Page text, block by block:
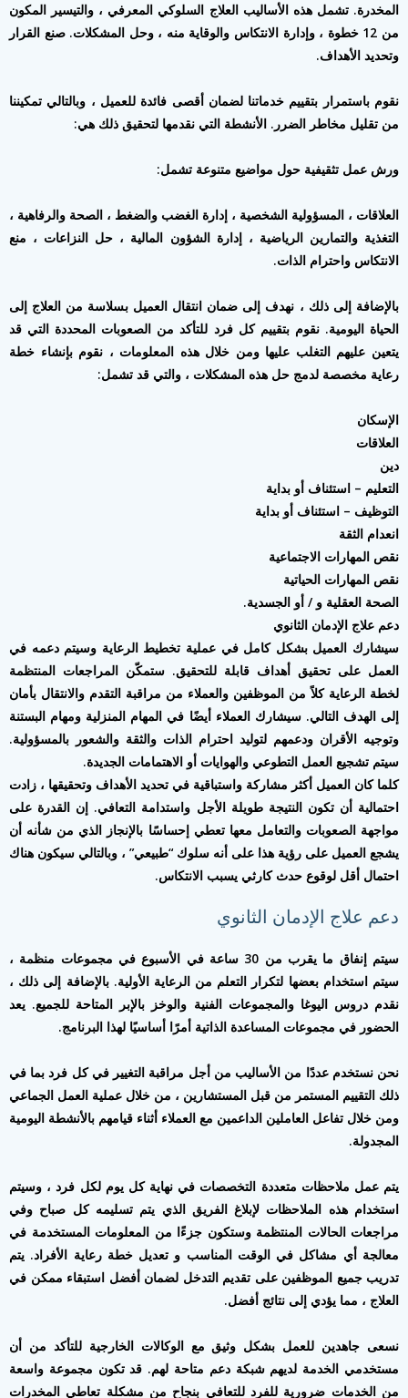
المخدرة. تشمل هذه الأساليب العلاج السلوكي المعرفي ، والتيسير المكون
من 12 خطوة ، وإدارة الانتكاس والوقاية منه ، وحل المشكلات. صنع القرار
وتحديد الأهداف.
نقوم باستمرار بتقييم خدماتنا لضمان أقصى فائدة للعميل ، وبالتالي تمكيننا
من تقليل مخاطر الضرر. الأنشطة التي نقدمها لتحقيق ذلك هي:
ورش عمل تثقيفية حول مواضيع متنوعة تشمل:
العلاقات ، المسؤولية الشخصية ، إدارة الغضب والضغط ، الصحة والرفاهية ،
التغذية والتمارين الرياضية ، إدارة الشؤون المالية ، حل النزاعات ، منع
الانتكاس واحترام الذات.
بالإضافة إلى ذلك ، نهدف إلى ضمان انتقال العميل بسلاسة من العلاج إلى
الحياة اليومية. نقوم بتقييم كل فرد للتأكد من الصعوبات المحددة التي قد
يتعين عليهم التغلب عليها ومن خلال هذه المعلومات ، نقوم بإنشاء خطة
رعاية مخصصة لدمج حل هذه المشكلات ، والتي قد تشمل:
الإسكان
العلاقات
دين
التعليم – استئناف أو بداية
التوظيف – استئناف أو بداية
انعدام الثقة
نقص المهارات الاجتماعية
نقص المهارات الحياتية
الصحة العقلية و / أو الجسدية.
دعم علاج الإدمان الثانوي
سيشارك العميل بشكل كامل في عملية تخطيط الرعاية وسيتم دعمه في
العمل على تحقيق أهداف قابلة للتحقيق. ستمكّن المراجعات المنتظمة
لخطة الرعاية كلاً من الموظفين والعملاء من مراقبة التقدم والانتقال بأمان
إلى الهدف التالي. سيشارك العملاء أيضًا في المهام المنزلية ومهام البستنة
وتوجيه الأقران ودعمهم لتوليد احترام الذات والثقة والشعور بالمسؤولية.
سيتم تشجيع العمل التطوعي والهوايات أو الاهتمامات الجديدة.
كلما كان العميل أكثر مشاركة واستباقية في تحديد الأهداف وتحقيقها ، زادت
احتمالية أن تكون النتيجة طويلة الأجل واستدامة التعافي. إن القدرة على
مواجهة الصعوبات والتعامل معها تعطي إحساسًا بالإنجاز الذي من شأنه أن
يشجع العميل على رؤية هذا على أنه سلوك “طبيعي” ، وبالتالي سيكون هناك
احتمال أقل لوقوع حدث كارثي يسبب الانتكاس.
دعم علاج الإدمان الثانوي
سيتم إنفاق ما يقرب من 30 ساعة في الأسبوع في مجموعات منظمة ،
سيتم استخدام بعضها لتكرار التعلم من الرعاية الأولية. بالإضافة إلى ذلك ،
نقدم دروس اليوغا والمجموعات الفنية والوخز بالإبر المتاحة للجميع. يعد
الحضور في مجموعات المساعدة الذاتية أمرًا أساسيًا لهذا البرنامج.
نحن نستخدم عددًا من الأساليب من أجل مراقبة التغيير في كل فرد بما في
ذلك التقييم المستمر من قبل المستشارين ، من خلال عملية العمل الجماعي
ومن خلال تفاعل العاملين الداعمين مع العملاء أثناء قيامهم بالأنشطة اليومية
المجدولة.
يتم عمل ملاحظات متعددة التخصصات في نهاية كل يوم لكل فرد ، وسيتم
استخدام هذه الملاحظات لإبلاغ الفريق الذي يتم تسليمه كل صباح وفي
مراجعات الحالات المنتظمة وستكون جزءًا من المعلومات المستخدمة في
معالجة أي مشاكل في الوقت المناسب و تعديل خطة رعاية الأفراد. يتم
تدريب جميع الموظفين على تقديم التدخل لضمان أفضل استبقاء ممكن في
العلاج ، مما يؤدي إلى نتائج أفضل.
نسعى جاهدين للعمل بشكل وثيق مع الوكالات الخارجية للتأكد من أن
مستخدمي الخدمة لديهم شبكة دعم متاحة لهم. قد تكون مجموعة واسعة
من الخدمات ضرورية للفرد للتعافي بنجاح من مشكلة تعاطي المخدرات